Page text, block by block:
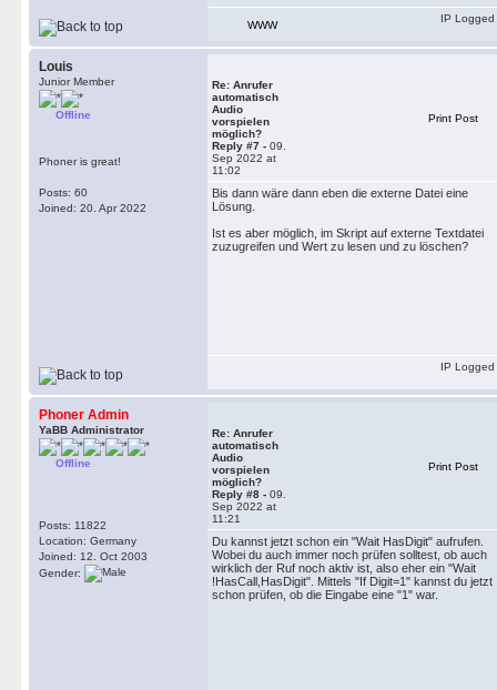
WWW
IP Logged
Louis
Junior Member
Offline
Phoner is great!
Posts: 60
Joined: 20. Apr 2022
Re: Anrufer
automatisch
Audio
vorspielen
möglich?
Reply #7 - 09.
Sep 2022 at
11:02
Print Post
Bis dann wäre dann eben die externe Datei eine
Lösung.
Ist es aber möglich, im Skript auf externe Textdatei
zuzugreifen und Wert zu lesen und zu löschen?
IP Logged
Phoner Admin
YaBB Administrator
Offline
Posts: 11822
Location: Germany
Joined: 12. Oct 2003
Gender:
Re: Anrufer
automatisch
Audio
vorspielen
möglich?
Reply #8 - 09.
Sep 2022 at
11:21
Print Post
Du kannst jetzt schon ein "Wait HasDigit" aufrufen.
Wobei du auch immer noch prüfen solltest, ob auch
wirklich der Ruf noch aktiv ist, also eher ein "Wait
!HasCall,HasDigit". Mittels "If Digit=1" kannst du jetzt
schon prüfen, ob die Eingabe eine "1" war.